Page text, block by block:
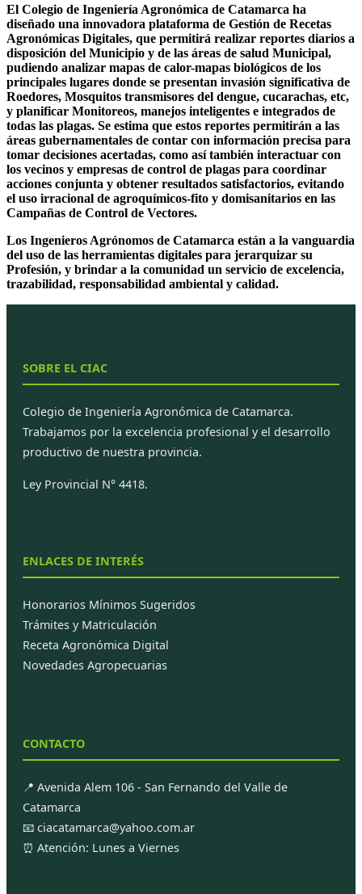
El Colegio de Ingeniería Agronómica de Catamarca ha
diseñado una innovadora plataforma de Gestión de Recetas
Agronómicas Digitales, que permitirá realizar reportes diarios a
disposición del Municipio y de las áreas de salud Municipal,
pudiendo analizar mapas de calor-mapas biológicos de los
principales lugares donde se presentan invasión significativa de
Roedores, Mosquitos transmisores del dengue, cucarachas, etc,
y planificar Monitoreos, manejos inteligentes e integrados de
todas las plagas. Se estima que estos reportes permitirán a las
áreas gubernamentales de contar con información precisa para
tomar decisiones acertadas, como así también interactuar con
los vecinos y empresas de control de plagas para coordinar
acciones conjunta y obtener resultados satisfactorios, evitando
el uso irracional de agroquímicos-fito y domisanitarios en las
Campañas de Control de Vectores.
Los Ingenieros Agrónomos de Catamarca están a la vanguardia
del uso de las herramientas digitales para jerarquizar su
Profesión, y brindar a la comunidad un servicio de excelencia,
trazabilidad, responsabilidad ambiental y calidad.
SOBRE EL CIAC
Colegio de Ingeniería Agronómica de Catamarca.
Trabajamos por la excelencia profesional y el desarrollo
productivo de nuestra provincia.
Ley Provincial N° 4418.
ENLACES DE INTERÉS
Honorarios Mínimos Sugeridos
Trámites y Matriculación
Receta Agronómica Digital
Novedades Agropecuarias
CONTACTO
📍 Avenida Alem 106 - San Fernando del Valle de
Catamarca
📧 ciacatamarca@yahoo.com.ar
⏰ Atención: Lunes a Viernes